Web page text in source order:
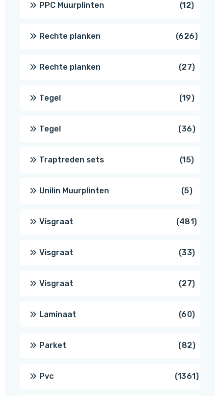
PPC Muurplinten 1212
Rechte planken 626626
Rechte planken 2727
Tegel 1919
Tegel 3636
Traptreden sets 1515
Unilin Muurplinten 55
Visgraat 481481
Visgraat 3333
Visgraat 2727
Laminaat 6060
Parket 8282
Pvc 13611361